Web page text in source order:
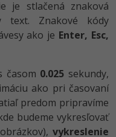
je stlačená znaková
text. Znakové kódy
ako je Enter, Esc,
časom 0.025 sekundy,
ako pri časovaní
predom pripravíme
budeme vykresľovať
vykreslenie